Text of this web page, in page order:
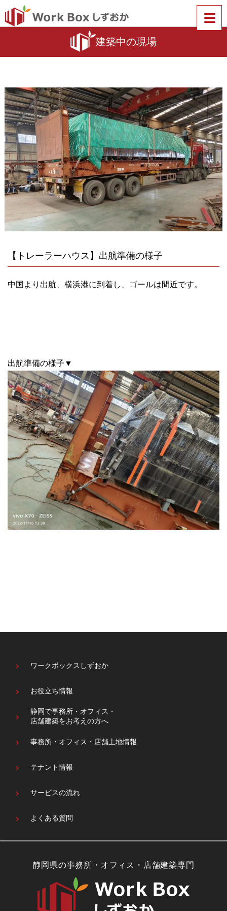
建築中の現場
【トレーラーハウス】出航準備の様子
中国より出航、横浜港に到着し、ゴールは間近です。
出航準備の様子▼
ワークボックスしずおか
お役立ち情報
静岡で事務所・オフィス・
店舗建築をお考えの方へ
事務所・オフィス・ 店舗土地情報
テナント情報
サービスの流れ
よくある質問
静岡県の事務所・オフィス・店舗建築専門